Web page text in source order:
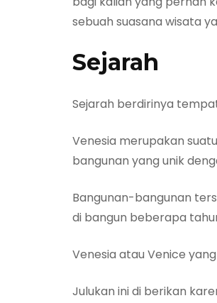
sebuah suasana wisata
Sejarah
Sejarah berdirinya
Venesia merupakan
bangunan yang unik
Bangunan-bangunan
di bangun beberapa
Venesia atau Venice
Julukan ini di berikan